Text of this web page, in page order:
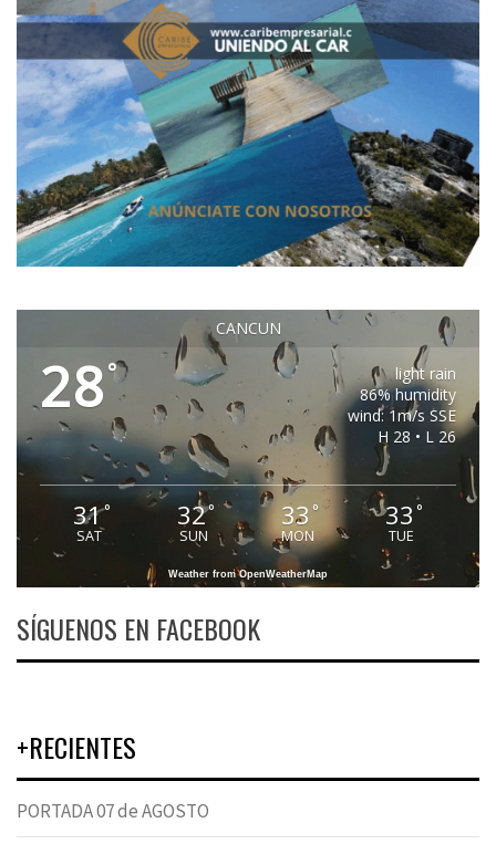
CANCUN
28°
light rain
86% humidity
wind: 1m/s SSE
H 28 • L 26
31°
SAT
32°
SUN
33 °
MON
33 °
TUE
Weather from OpenWeatherMap
SÍGUENOS EN FACEBOOK
+RECIENTES
PORTADA 07 de AGOSTO